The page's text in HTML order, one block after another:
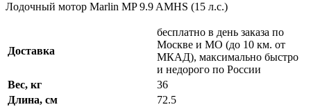
Лодочный мотор Marlin MP 9.9 AMHS (15 л.с.)
Доставка
бесплатно в день заказа по
Москве и МО (до 10 км. от
МКАД), максимально быстро
и недорого по России
Вес, кг
36
Длина, см
72.5